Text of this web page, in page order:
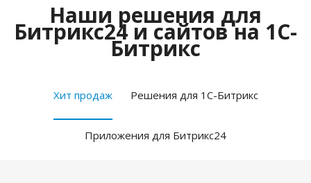
Наши решения для
Битрикс24 и сайтов на 1С-
Битрикс
Хит продаж Решения для 1С-Битрикс
Приложения для Битрикс24